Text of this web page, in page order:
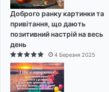
Доброго ранку картинки та
привітання, що дають
позитивний настрій на весь
день
4 Березня 2025